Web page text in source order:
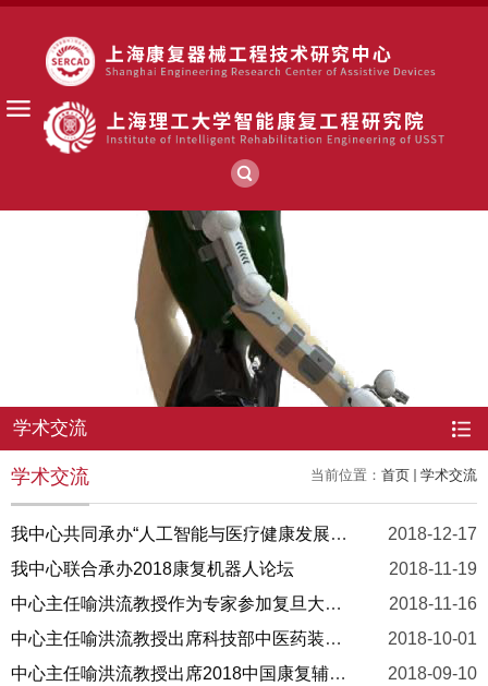
学术交流
当前位置： 首页 学术交流
学术交流
我中心共同承办“人工智能与医疗健康发展论坛”
2018-12-17
我中心联合承办2018康复机器人论坛
2018-11-19
中心主任喻洪流教授作为专家参加复旦大学智能机器人教育部工程中心建设认证会
2018-11-16
中心主任喻洪流教授出席科技部中医药装备重大专项研讨会
2018-10-01
中心主任喻洪流教授出席2018中国康复辅助器具产业创新大会并作大会报告
2018-09-10